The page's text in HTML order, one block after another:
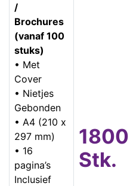
/
Brochures
(vanaf 100
stuks)
• Met
Cover
• Nietjes
Gebonden
• A4 (210 x
297 mm)
• 16
pagina’s
Inclusief
1800
Stk.